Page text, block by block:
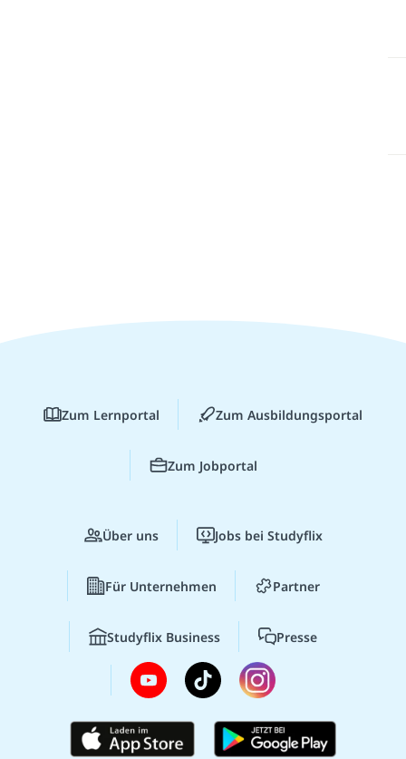
Zum Lernportal Zum Ausbildungsportal
Zum Jobportal
Über uns Jobs bei Studyflix
Für Unternehmen Partner
Studyflix Business Presse